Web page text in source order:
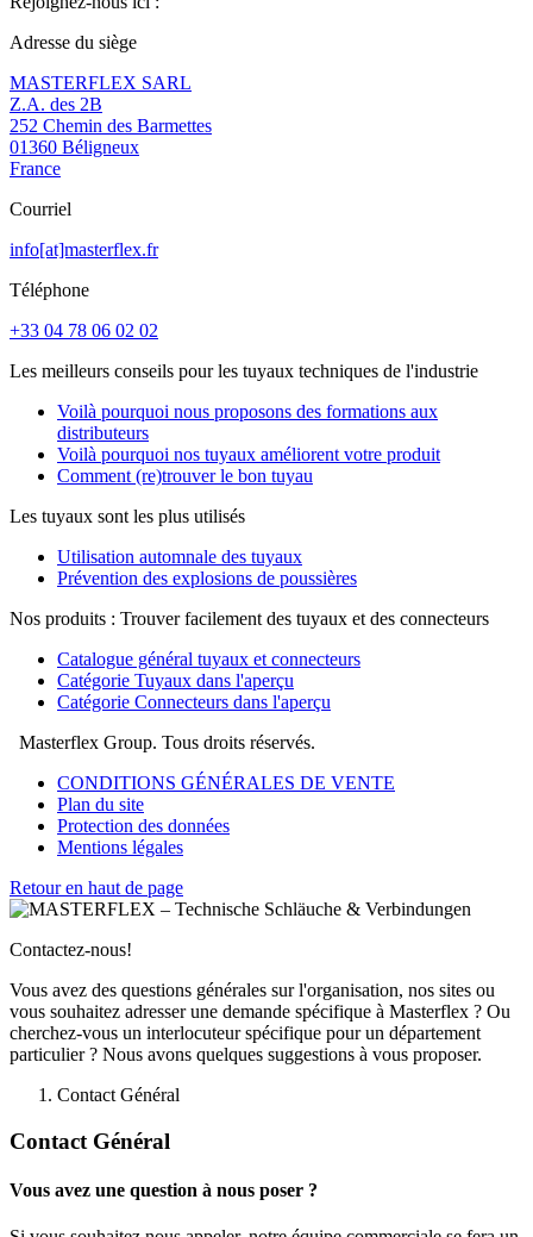
Adresse du siège
MASTERFLEX SARL
Z.A. des 2B
252 Chemin des Barmettes
01360 Béligneux
France
Courriel
info[at]masterflex.fr
Téléphone
+33 04 78 06 02 02
Les meilleurs conseils pour les tuyaux techniques de l'industrie
Voilà pourquoi nous proposons des formations aux
distributeurs
Voilà pourquoi nos tuyaux améliorent votre produit
Comment (re)trouver le bon tuyau
Les tuyaux sont les plus utilisés
Utilisation automnale des tuyaux
Prévention des explosions de poussières
Nos produits : Trouver facilement des tuyaux et des connecteurs
Catalogue général tuyaux et connecteurs
Catégorie Tuyaux dans l'aperçu
Catégorie Connecteurs dans l'aperçu
Masterflex Group. Tous droits réservés.
CONDITIONS GÉNÉRALES DE VENTE
Plan du site
Protection des données
Mentions légales
Retour en haut de page
Contactez-nous!
Vous avez des questions générales sur l'organisation, nos sites ou
vous souhaitez adresser une demande spécifique à Masterflex ? Ou
cherchez-vous un interlocuteur spécifique pour un département
particulier ? Nous avons quelques suggestions à vous proposer.
Contact Général
Contact Général
Vous avez une question à nous poser ?